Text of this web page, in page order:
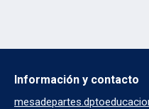
Información y contacto